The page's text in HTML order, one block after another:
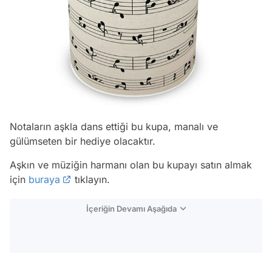
Notaların aşkla dans ettiği bu kupa, manalı ve
gülümseten bir hediye olacaktır.
Aşkın ve müziğin harmanı olan bu kupayı satın almak
için buraya tıklayın.
İçeriğin Devamı Aşağıda